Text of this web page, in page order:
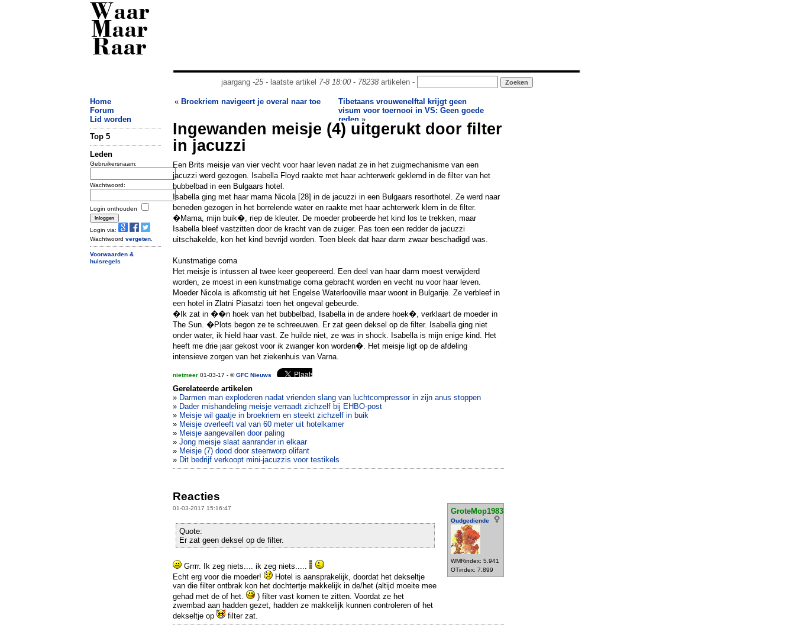
Waar
Maar
Raar
jaargang -25- laatste artikel 7-8 18:00- 78238artikelen -
Home
Forum
Lid worden
Top 5
Leden
Gebruikersnaam:
Wachtwoord:
Login onthouden
Login via:
Wachtwoord vergeten
Voorwaarden &
huisregels
« Broekriem navigeert je overal naar toe
Tibetaans vrouwenelftal krijgt geen
visum voor toernooi in VS: Geen goede
reden »
Ingewanden meisje (4) uitgerukt door filter
in jacuzzi
Een Brits meisje van vier vecht voor haar leven nadat ze in het zuigmechanisme van een
jacuzzi werd gezogen. Isabella Floyd raakte met haar achterwerk geklemd in de filter van het
bubbelbad in een Bulgaars hotel.
Isabella ging met haar mama Nicola [28] in de jacuzzi in een Bulgaars resorthotel. Ze werd naar
beneden gezogen in het borrelende water en raakte met haar achterwerk klem in de filter.
�Mama, mijn buik�, riep de kleuter. De moeder probeerde het kind los te trekken, maar
Isabella bleef vastzitten door de kracht van de zuiger. Pas toen een redder de jacuzzi
uitschakelde, kon het kind bevrijd worden. Toen bleek dat haar darm zwaar beschadigd was.
Kunstmatige coma
Het meisje is intussen al twee keer geopereerd. Een deel van haar darm moest verwijderd
worden, ze moest in een kunstmatige coma gebracht worden en vecht nu voor haar leven.
Moeder Nicola is afkomstig uit het Engelse Waterlooville maar woont in Bulgarije. Ze verbleef in
een hotel in Zlatni Piasatzi toen het ongeval gebeurde.
�Ik zat in ��n hoek van het bubbelbad, Isabella in de andere hoek�, verklaart de moeder in
The Sun. �Plots begon ze te schreeuwen. Er zat geen deksel op de filter. Isabella ging niet
onder water, ik hield haar vast. Ze huilde niet, ze was in shock. Isabella is mijn enige kind. Het
heeft me drie jaar gekost voor ik zwanger kon worden�. Het meisje ligt op de afdeling
intensieve zorgen van het ziekenhuis van Varna.
nietmeer 01-03-17 - ©GFC Nieuws
Gerelateerde artikelen
» Darmen man exploderen nadat vrienden slang van luchtcompressor in zijn anus stoppen
» Dader mishandeling meisje verraadt zichzelf bij EHBO-post
» Meisje wil gaatje in broekriem en steekt zichzelf in buik
» Meisje overleeft val van 60 meter uit hotelkamer
» Meisje aangevallen door paling
» Jong meisje slaat aanrander in elkaar
» Meisje (7) dood door steenworp olifant
» Dit bedrijf verkoopt mini-jacuzzis voor testikels
Reacties
01-03-2017 15:16:47 GroteMop1983
Oudgediende
WMRindex: 5.941
OTindex: 7.899
Quote:
Er zat geen deksel op de filter.
Grrrr. Ik zeg niets.... ik zeg niets.....
Echt erg voor die moeder!
Hotel is aansprakelijk, doordat het dekseltje
van die filter ontbrak kon het dochtertje makkelijk in de/het (altijd moeite mee
gehad met de of het.
) filter vast komen te zitten. Voordat ze het
zwembad aan hadden gezet, hadden ze makkelijk kunnen controleren of het
dekseltje op
filter zat.